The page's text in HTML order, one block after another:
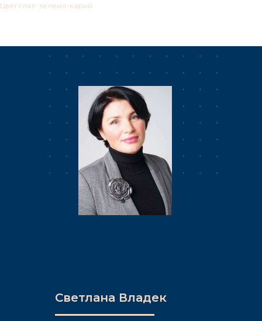
Цвет глаз: зелено-карий
Светлана Владек